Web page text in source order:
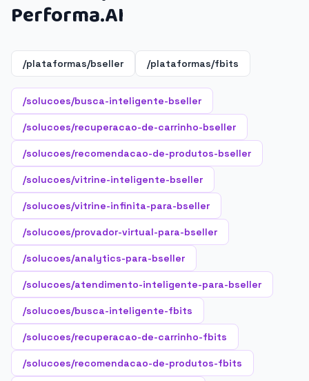
Performa.AI
/plataformas/bseller /plataformas/fbits
/solucoes/busca-inteligente-bseller
/solucoes/recuperacao-de-carrinho-bseller
/solucoes/recomendacao-de-produtos-bseller
/solucoes/vitrine-inteligente-bseller
/solucoes/vitrine-infinita-para-bseller
/solucoes/provador-virtual-para-bseller
/solucoes/analytics-para-bseller
/solucoes/atendimento-inteligente-para-bseller
/solucoes/busca-inteligente-fbits
/solucoes/recuperacao-de-carrinho-fbits
/solucoes/recomendacao-de-produtos-fbits